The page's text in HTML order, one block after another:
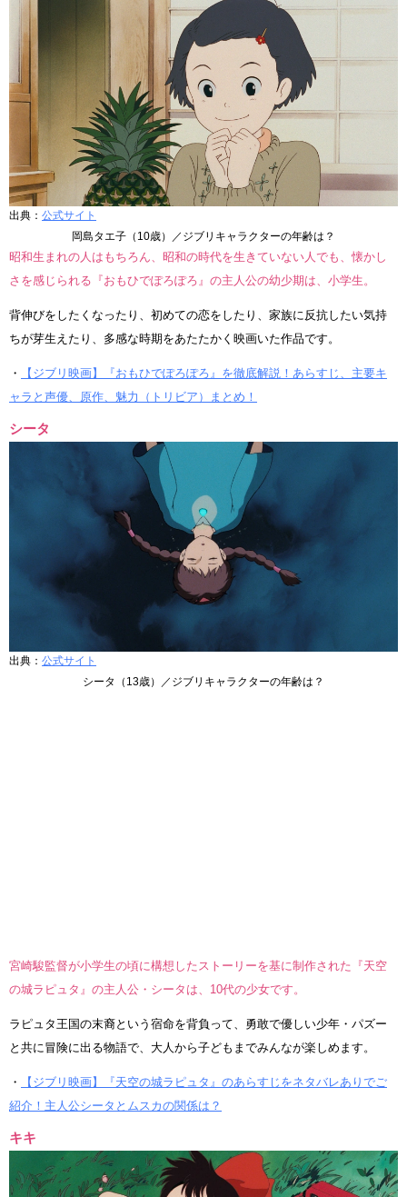
出典： 公式サイト
岡島タエ子（10歳）／ジブリキャラクターの年齢は？
昭和生まれの人はもちろん、昭和の時代を生きていない人でも、懐かし
さを感じられる『おもひでぽろぽろ』の主人公の幼少期は、小学生。
背伸びをしたくなったり、初めての恋をしたり、家族に反抗したい気持
ちが芽生えたり、多感な時期をあたたかく映画いた作品です。
・
【ジブリ映画】『おもひでぽろぽろ』を徹底解説！あらすじ、主要キ
ャラと声優、原作、魅力（トリビア）まとめ！
シータ
出典： 公式サイト
シータ（13歳）／ジブリキャラクターの年齢は？
宮崎駿監督が小学生の頃に構想したストーリーを基に制作された『天空
の城ラピュタ』の主人公・シータは、10代の少女です。
ラピュタ王国の末裔という宿命を背負って、勇敢で優しい少年・パズー
と共に冒険に出る物語で、大人から子どもまでみんなが楽しめます。
・
【ジブリ映画】『天空の城ラピュタ』のあらすじをネタバレありでご
紹介！主人公シータとムスカの関係は？
キキ